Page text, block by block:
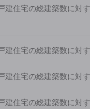
住宅の総建築数に対
住宅の総建築数に対
住宅の総建築数に対
住宅の総建築数に対